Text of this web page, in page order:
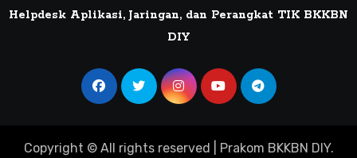
Helpdesk Aplikasi, Jaringan, dan Perangkat TIK BKKBN
DIY
Copyright © All rights reserved Prakom BKKBN DIY.